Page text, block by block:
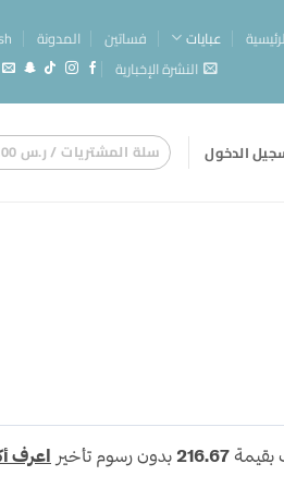
عبايات فساتين المدونة
النشرة الإخبارية
الدخول سلة المشتريات /ر.س